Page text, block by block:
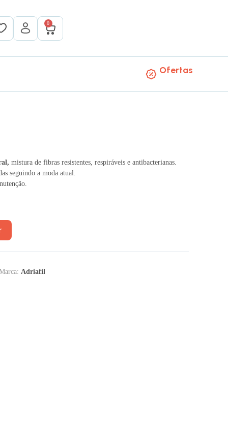
0
Ofertas
mistura de fibras resistentes, respiráveis ​​e antibacterianas.
seguindo a moda atual.
Adriafil